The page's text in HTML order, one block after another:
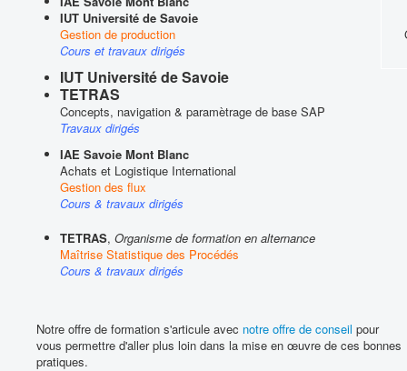
IUT Université de Savoie
Gestion de production
Cours et travaux dirigés
IUT Université de Savoie
TETRAS
Concepts, navigation & paramètrage de base SAP
Travaux dirigés
IAE Savoie Mont Blanc
Achats et Logistique International
Gestion des flux
Cours & travaux dirigés
TETRAS, Organisme de formation en alternance
Maîtrise Statistique des Procédés
Cours & travaux dirigés
Notre offre de formation s'articule avec notre offre de conseil pour
vous permettre d'aller plus loin dans la mise en œuvre de ces bonnes
pratiques.